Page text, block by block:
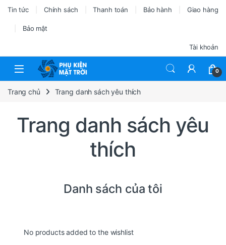
Tin tức Chính sách Thanh toán Bảo hành Giao hàng
Bảo mật
Tài khoản
0
Trang chủ Trang danh sách yêu thích
Trang danh sách yêu
thích
Danh sách của tôi
No products added to the wishlist